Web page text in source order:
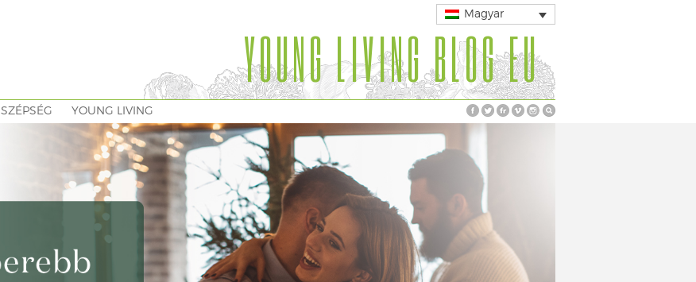
Magyar
YOUNG LIVING BLOG EU
SZÉPSÉG YOUNG LIVING